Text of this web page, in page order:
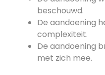
beschouwd.
De aandoening
complexiteit.
De aandoening
met zich mee.